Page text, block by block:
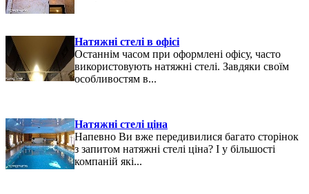
Натяжні стелі в офісі
Останнім часом при оформлені офісу, часто
використовують натяжні стелі. Завдяки своїм
особливостям в...
Натяжні стелі ціна
Напевно Ви вже передивилися багато сторінок
з запитом натяжні стелі ціна? І у більшості
компаній які...